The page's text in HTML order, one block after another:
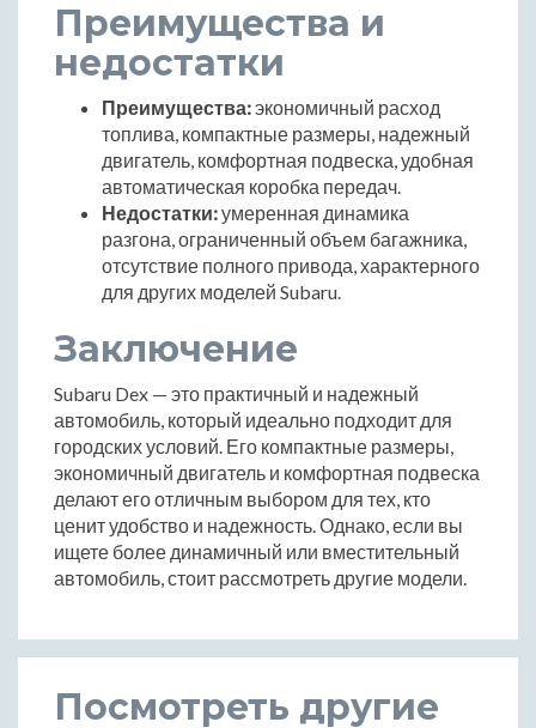
Преимущества и
недостатки
Преимущества:экономичный расход
топлива, компактные размеры, надежный
двигатель, комфортная подвеска, удобная
автоматическая коробка передач.
Недостатки:умеренная динамика
разгона, ограниченный объем багажника,
отсутствие полного привода, характерного
для других моделей Subaru.
Заключение
Subaru Dex — это практичный и надежный
автомобиль, который идеально подходит для
городских условий. Его компактные размеры,
экономичный двигатель и комфортная подвеска
делают его отличным выбором для тех, кто
ценит удобство и надежность. Однако, если вы
ищете более динамичный или вместительный
автомобиль, стоит рассмотреть другие модели.
Посмотреть другие